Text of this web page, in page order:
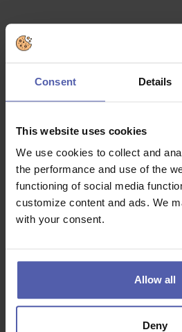
Consent Details
This website uses cookies
We use cookies to collect and
the performance and use of the
functioning of social media
customize content and ads. We
with your consent.
Allow all
Deny
KOHO HLEDÁME?
Pokud jsi manuálně zručný, jsi náš
Parťáka, na které je spoleh.
Sedačku do osmýho? O.K. Je třeba
Taháme těžký věci, nic pro slečinky.